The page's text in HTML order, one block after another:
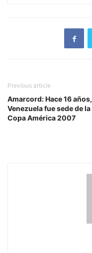
Previous article
Amarcord: Hace 16 años,
Venezuela fue sede de la
Copa América 2007